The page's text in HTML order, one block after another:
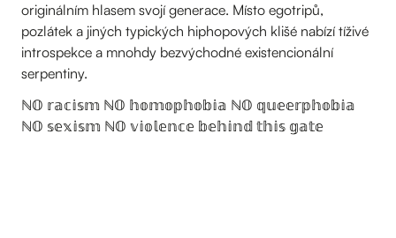
originálním hlasem svojí generace. Místo egotripů,
pozlátek a jiných typických hiphopových klišé nabízí tíživé
introspekce a mnohdy bezvýchodné existencionální
serpentiny.
ℕ𝕆 𝕣𝕒𝕔𝕚𝕤𝕞 ℕ𝕆 𝕙𝕠𝕞𝕠𝕡𝕙𝕠𝕓𝕚𝕒 ℕ𝕆 𝕢𝕦𝕖𝕖𝕣𝕡𝕙𝕠𝕓𝕚𝕒
ℕ𝕆 𝕤𝕖𝕩𝕚𝕤𝕞 ℕ𝕆 𝕧𝕚𝕠𝕝𝕖𝕟𝕔𝕖 𝕓𝕖𝕙𝕚𝕟𝕕 𝕥𝕙𝕚𝕤 𝕘𝕒𝕥𝕖